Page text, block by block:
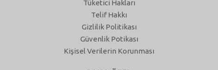
Tüketici Hakları
Telif Hakkı
Gizlilik Politikası
Güvenlik Potikası
Kişisel Verilerin Korunması